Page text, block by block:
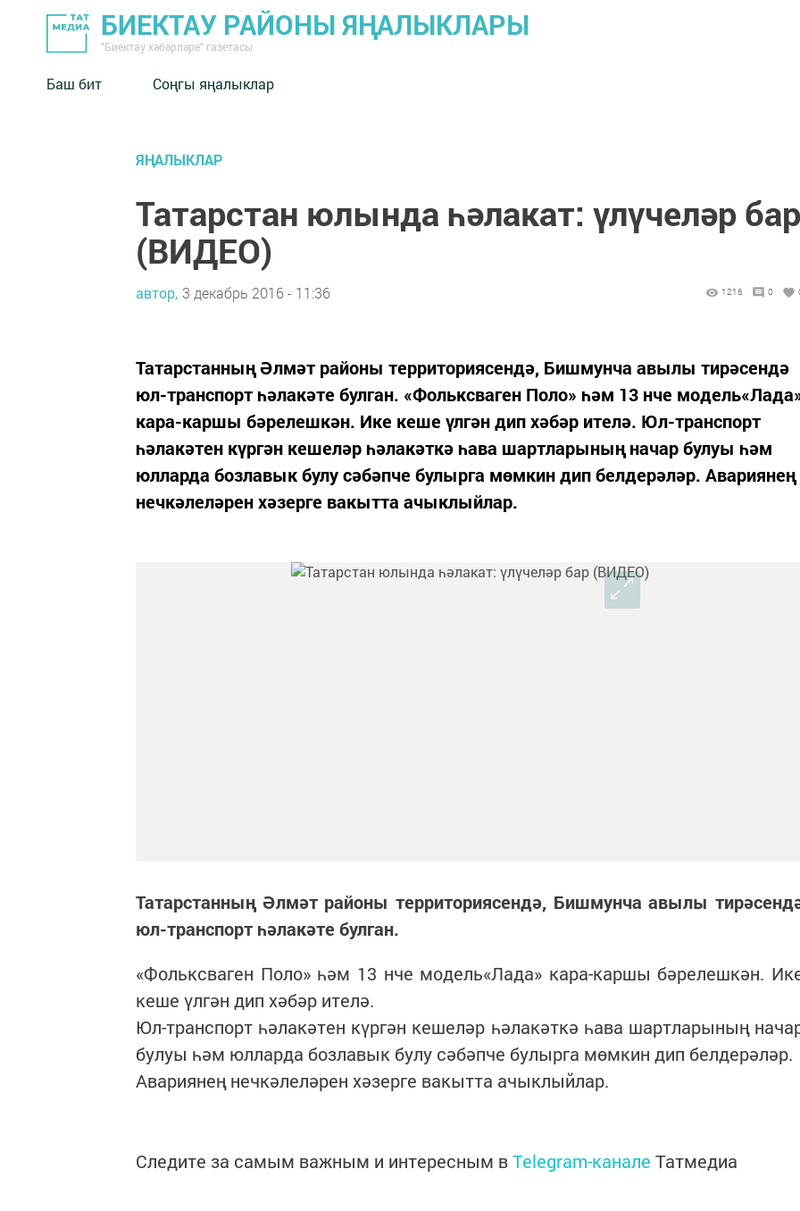
БИЕКТАУ РАЙОНЫ ЯҢАЛЫКЛАРЫ
"Биектау хәбәрләре" газетасы
Баш бит Соңгы яңалыклар
ЯҢАЛЫКЛАР
Татарстан юлында һәлакат: үлүчеләр бар
(ВИДЕО)
автор, 3 декабрь 2016 - 11:36 1216 0
Татарстанның Әлмәт районы территориясендә, Бишмунча авылы тирәсендә
юл-транспорт һәлакәте булган. «Фольксваген Поло» һәм 13 нче
кара-каршы бәрелешкән. Ике кеше үлгән дип хәбәр ителә. Юл-транспорт
һәлакәтен күргән кешеләр һәлакәткә һава шартларының начар булуы һәм
юлларда бозлавык булу сәбәпче булырга мөмкин дип белдерәләр. Авариянең
нечкәлеләрен хәзерге вакытта ачыклыйлар.
Татарстанның Әлмәт районы территориясендә, Бишмунча авылы
юл-транспорт һәлакәте булган.
«Фольксваген Поло» һәм 13 нче модель«Лада» кара-каршы бәрелешкән.
кеше үлгән дип хәбәр ителә.
Юл-транспорт һәлакәтен күргән кешеләр һәлакәткә һава шартларының
булуы һәм юлларда бозлавык булу сәбәпче булырга мөмкин дип белдерәләр.
Авариянең нечкәлеләрен хәзерге вакытта ачыклыйлар.
Следите за самым важным и интересным вTelegram-канале Татмедиа